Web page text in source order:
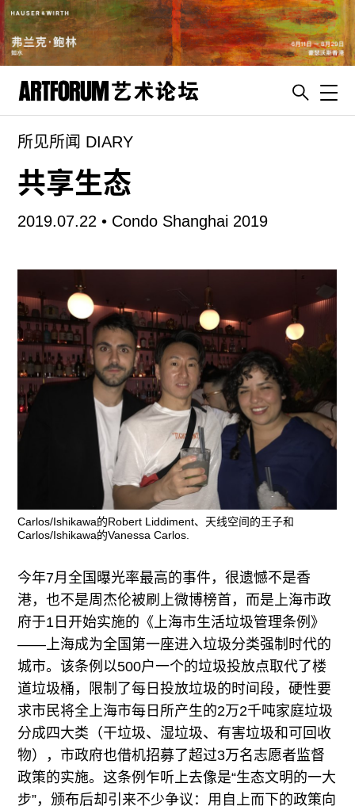
artguide
新闻
展评
杂志
ENGLISH
ART & EDUCATION
广告
订阅
往期内容
联系我们
关注我们
所见所闻 DIARY
共享生态
2019.07.22 • Condo Shanghai 2019
Carlos/Ishikawa的Robert Liddiment、天线空间的王子和
Carlos/Ishikawa的Vanessa Carlos.
今年7月全国曝光率最高的事件，很遗憾不是香
港，也不是周杰伦被刷上微博榜首，而是上海市政
府于1日开始实施的《上海市生活垃圾管理条例》
——上海成为全国第一座进入垃圾分类强制时代的
城市。该条例以500户一个的垃圾投放点取代了楼
道垃圾桶，限制了每日投放垃圾的时间段，硬性要
求市民将全上海市每日所产生的2万2千吨家庭垃圾
分成四大类（干垃圾、湿垃圾、有害垃圾和可回收
物），市政府也借机招募了超过3万名志愿者监督
政策的实施。这条例乍听上去像是“生态文明的一大
步”，颁布后却引来不少争议：用自上而下的政策向